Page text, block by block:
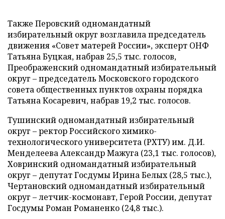
Также Перовский одномандатный
избирательный округ возглавила председатель
движения «Совет матерей России», эксперт ОНФ
Татьяна Буцкая, набрав 25,5 тыс. голосов,
Преображенский одномандатный избирательный
округ – председатель Московского городского
совета общественных пунктов охраны порядка
Татьяна Косаревич, набрав 19,2 тыс. голосов.
Тушинский одномандатный избирательный
округ – ректор Российского химико-
технологического университета (РХТУ) им. Д.И.
Менделеева Александр Мажуга (23,1 тыс. голосов),
Ховринский одномандатный избирательный
округ – депутат Госдумы Ирина Белых (28,5 тыс.),
Чертановский одномандатный избирательный
округ – летчик-космонавт, Герой России, депутат
Госдумы Роман Романенко (24,8 тыс.).